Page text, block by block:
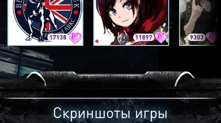
17138 11897 9303
Скриншоты игры